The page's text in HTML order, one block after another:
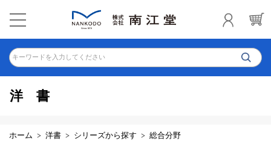
キーワードを入力してください
洋書
ホーム 洋書 シリーズから探す 総合分野